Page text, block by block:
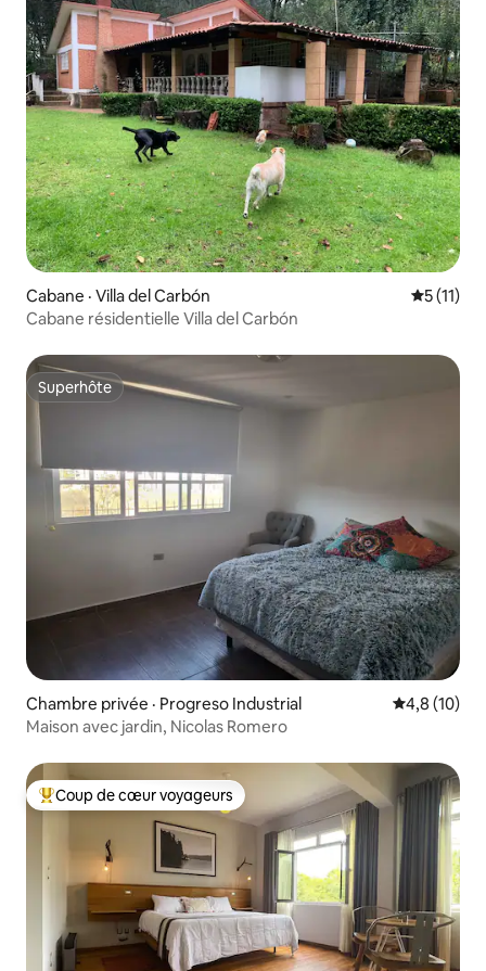
Cabane · Villa del Carbón Note
5 (11)
Cabane résidentielle Villa del Carbón
Superhôte
Superhôte
Chambre privée · Progreso Industrial Note
4,8 (10)
Maison avec jardin, Nicolas Romero
Coup de cœur voyageurs parmi les plus aimés
Coup de cœur voyageurs